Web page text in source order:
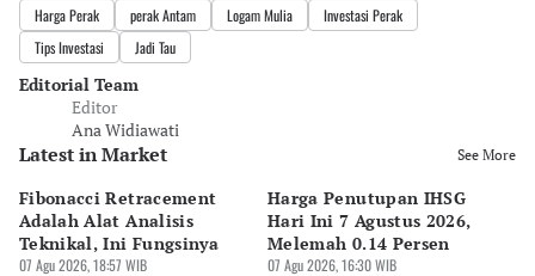
Harga Perak perak Antam Logam Mulia
Investasi Perak
Tips Investasi
Jadi Tau
Editorial Team
Editor
Ana Widiawati
Latest in Market See More
Fibonacci Retracement
Adalah Alat Analisis
Teknikal, Ini Fungsinya
07 Agu 2026, 18:57 WIB
Harga Penutupan IHSG
Hari Ini 7 Agustus 2026,
Melemah 0.14 Persen
07 Agu 2026, 16:30 WIB